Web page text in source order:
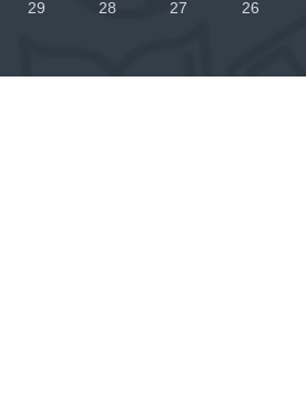
26
27
28
29